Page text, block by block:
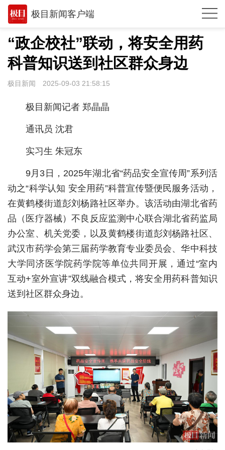
极目新闻客户端
推荐
观点
时政
专题
极客圈
经济
城建
科教
健康
汽车
消费
创意
文化
“政企校社”联动，将安全用药
科普知识送到社区群众身边
极目新闻 2025-09-03 21:58:15
极目新闻记者 郑晶晶
通讯员 沈君
实习生 朱冠东
9月3日，2025年湖北省“药品安全宣传周”系列活
动之“科学认知 安全用药”科普宣传暨便民服务活动，
在黄鹤楼街道彭刘杨路社区举办。该活动由湖北省药
品（医疗器械）不良反应监测中心联合湖北省药监局
办公室、机关党委，以及黄鹤楼街道彭刘杨路社区、
武汉市药学会第三届药学教育专业委员会、华中科技
大学同济医学院药学院等单位共同开展，通过“室内
互动+室外宣讲”双线融合模式，将安全用药科普知识
送到社区群众身边。